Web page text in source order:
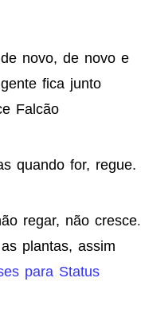
novo, de novo e
fica junto
Falcão
quando for, regue.
regar, não cresce.
plantas, assim
para Status